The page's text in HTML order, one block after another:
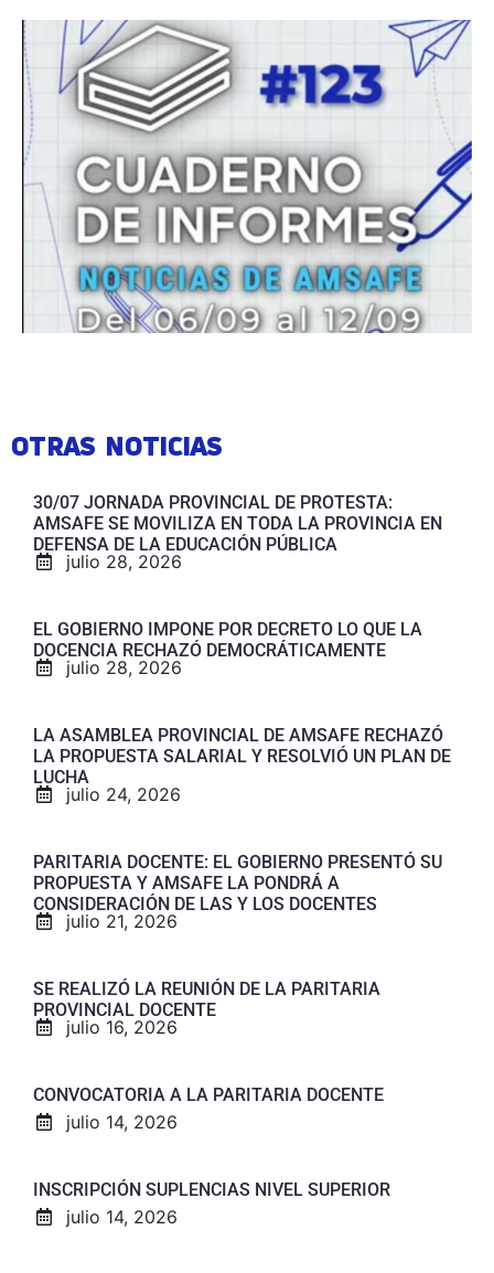
OTRAS NOTICIAS
30/07 JORNADA PROVINCIAL DE PROTESTA:
AMSAFE SE MOVILIZA EN TODA LA PROVINCIA EN
DEFENSA DE LA EDUCACIÓN PÚBLICA
julio 28, 2026
EL GOBIERNO IMPONE POR DECRETO LO QUE LA
DOCENCIA RECHAZÓ DEMOCRÁTICAMENTE
julio 28, 2026
LA ASAMBLEA PROVINCIAL DE AMSAFE RECHAZÓ
LA PROPUESTA SALARIAL Y RESOLVIÓ UN PLAN DE
LUCHA
julio 24, 2026
PARITARIA DOCENTE: EL GOBIERNO PRESENTÓ SU
PROPUESTA Y AMSAFE LA PONDRÁ A
CONSIDERACIÓN DE LAS Y LOS DOCENTES
julio 21, 2026
SE REALIZÓ LA REUNIÓN DE LA PARITARIA
PROVINCIAL DOCENTE
julio 16, 2026
CONVOCATORIA A LA PARITARIA DOCENTE
julio 14, 2026
INSCRIPCIÓN SUPLENCIAS NIVEL SUPERIOR
julio 14, 2026